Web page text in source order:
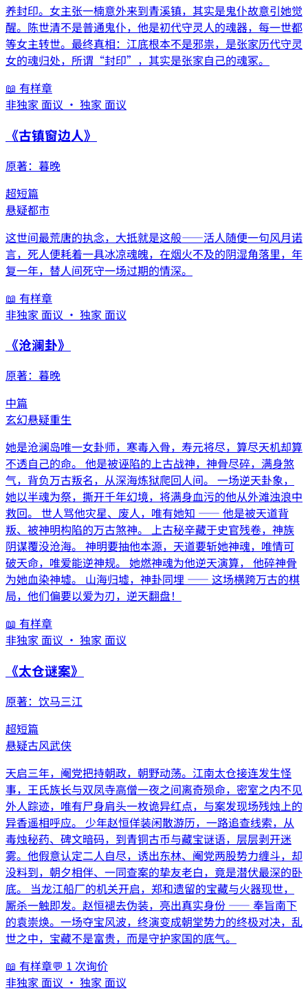
养封印。女主张一楠意外来到青溪镇，其实是鬼仆故意引她觉
醒。陈世清不是普通鬼仆，他是初代守灵人的魂器，每一世都
等女主转世。最终真相：江底根本不是邪祟，是张家历代守灵
女的魂归处，所谓“封印”，其实是张家自己的魂冢。
📖 有样章
非独家 面议 · 独家 面议
《古镇窗边人》
原著： 暮晚
超短篇
悬疑都市
这世间最荒唐的执念，大抵就是这般——活人随便一句风月诺
言，死人便耗着一具冰凉魂魄，在烟火不及的阴湿角落里，年
复一年，替人间死守一场过期的情深。
📖 有样章
非独家 面议 · 独家 面议
《沧澜卦》
原著： 暮晚
中篇
玄幻悬疑重生
她是沧澜岛唯一女卦师，寒毒入骨，寿元将尽，算尽天机却算
不透自己的命。 他是被诬陷的上古战神，神骨尽碎，满身煞
气，背负万古叛名，从深海炼狱爬回人间。 一场逆天卦象，
她以半魂为祭，撕开千年幻境，将满身血污的他从外滩浊浪中
救回。 世人骂他灾星、废人，唯有她知 —— 他是被天道背
叛、被神明构陷的万古煞神。 上古秘辛藏于史官残卷，神族
阴谋覆没沧海。 神明要抽他本源，天道要斩她神魂，唯情可
破天命，唯爱能逆神规。 她燃神魂为他逆天演算， 他碎神骨
为她血染神墟。 山海归墟，神卦同埋 —— 这场横跨万古的棋
局，他们偏要以爱为刃，逆天翻盘！
📖 有样章
非独家 面议 · 独家 面议
《太仓谜案》
原著： 饮马三江
超短篇
悬疑古风武侠
天启三年，阉党把持朝政，朝野动荡。江南太仓接连发生怪
事，王氏族长与双凤寺高僧一夜之间离奇殒命，密室之内不见
外人踪迹，唯有尸身肩头一枚诡异红点，与案发现场残烛上的
异香遥相呼应。 少年赵恒佯装闲散游历，一路追查线索，从
毒烛秘药、碑文暗码，到青铜古币与藏宝谜语，层层剥开迷
雾。他假意认定二人自尽，诱出东林、阉党两股势力缠斗，却
没料到，朝夕相伴、一同查案的挚友老白，竟是潜伏最深的卧
底。 当龙江船厂的机关开启，郑和遗留的宝藏与火器现世，
厮杀一触即发。赵恒褪去伪装，亮出真实身份 —— 奉旨南下
的袁崇焕。一场夺宝风波，终演变成朝堂势力的终极对决，乱
世之中，宝藏不是富贵，而是守护家国的底气。
📖 有样章💬 1 次询价
非独家 面议 · 独家 面议